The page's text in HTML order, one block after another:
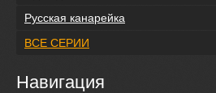
Русская канарейка
ВСЕ СЕРИИ
Навигация